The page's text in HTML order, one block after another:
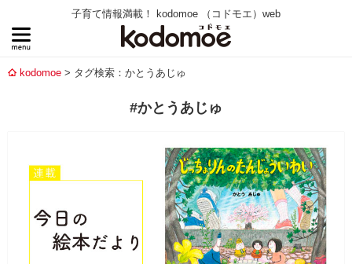
子育て情報満載！ kodomoe （コドモエ）web
kodomoe タグ検索：かとうあじゅ
#かとうあじゅ